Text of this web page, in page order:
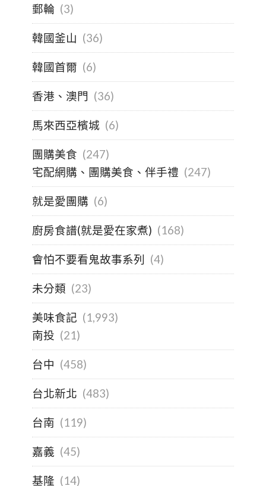
郵輪 (3)
韓國釜山 (36)
韓國首爾 (6)
香港、澳門 (36)
馬來西亞檳城 (6)
團購美食 (247)
宅配網購、團購美食、伴手禮 (247)
就是愛團購 (6)
廚房食譜(就是愛在家煮) (168)
會怕不要看鬼故事系列 (4)
未分類 (23)
美味食記 (1,993)
南投 (21)
台中 (458)
台北新北 (483)
台南 (119)
嘉義 (45)
基隆 (14)